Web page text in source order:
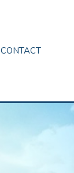
CONTACT